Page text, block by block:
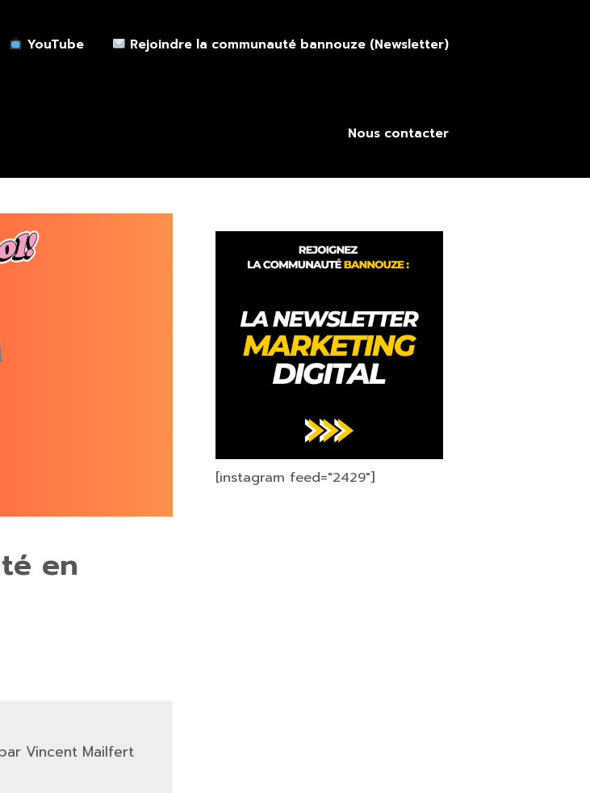
YouTube Rejoindre la communauté bannouze (Newsletter)
Nous contacter
en
Vincent Mailfert
[instagram feed="2429"]